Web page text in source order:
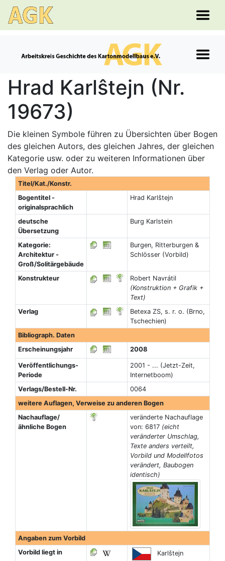
Hrad Karlŝtejn (Nr.
19673)
Die kleinen Symbole führen zu Übersichten über Bogen
des gleichen Autors, des gleichen Jahres, der gleichen
Kategorie usw. oder zu weiteren Informationen über
den Verlag oder Autor.
Titel/Kat./Konstr.
Bogentitel -
originalsprachlich
Hrad Karlŝtejn
deutsche
Übersetzung
Burg Karlstein
Kategorie:
Architektur -
Groß/Solitärgebäude
Burgen, Ritterburgen &
Schlösser (Vorbild)
Konstrukteur
Robert Navrátil
(Konstruktion + Grafik +
Text)
Verlag
Betexa ZS, s. r. o. (Brno,
Tschechien)
Bibliograph. Daten
Erscheinungsjahr
2008
Veröffentlichungs-
Periode
2001 - ... (Jetzt-Zeit,
Internetboom)
Verlags/Bestell-Nr.
0064
weitere Auflagen, Verweise zu anderen Bogen
Nachauflage/
ähnliche Bogen
veränderte Nachauflage
von: 6817 (eicht
veränderter Umschlag,
Texte anders verteilt,
Vorbild und Modellfotos
verändert, Baubogen
identisch)
Angaben zum Vorbild
Vorbild liegt in
Karlštejn